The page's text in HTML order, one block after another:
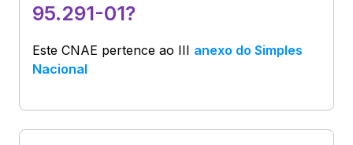
95.291-01?
Este CNAE pertence ao III anexo do Simples
Nacional